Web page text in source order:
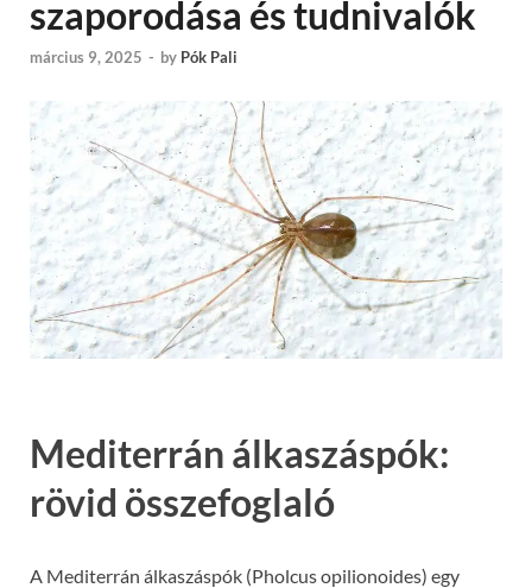
szaporodása és tudnivalók
március 9, 2025 - by Pók Pali
Mediterrán álkaszáspók:
rövid összefoglaló
A Mediterrán álkaszáspók (Pholcus opilionoides) egy